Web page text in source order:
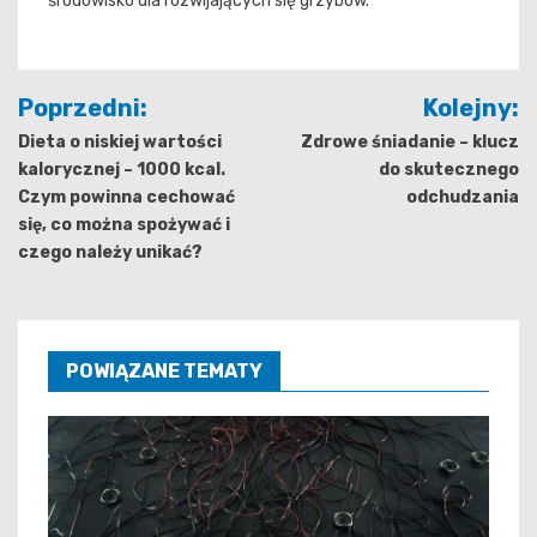
Nawigacja
wpisu
Poprzedni:
Dieta o niskiej wartości
kalorycznej – 1000 kcal.
Czym powinna cechować
się, co można spożywać i
czego należy unikać?
Kolejny:
Zdrowe śniadanie – klucz
do skutecznego
odchudzania
POWIĄZANE TEMATY